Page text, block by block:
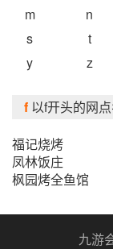
m
n
s
t
y
z
f 以f开头的网
福记烧烤
凤林饭庄
枫园烤全鱼馆
九游